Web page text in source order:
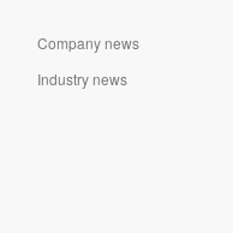
Company news
Industry news